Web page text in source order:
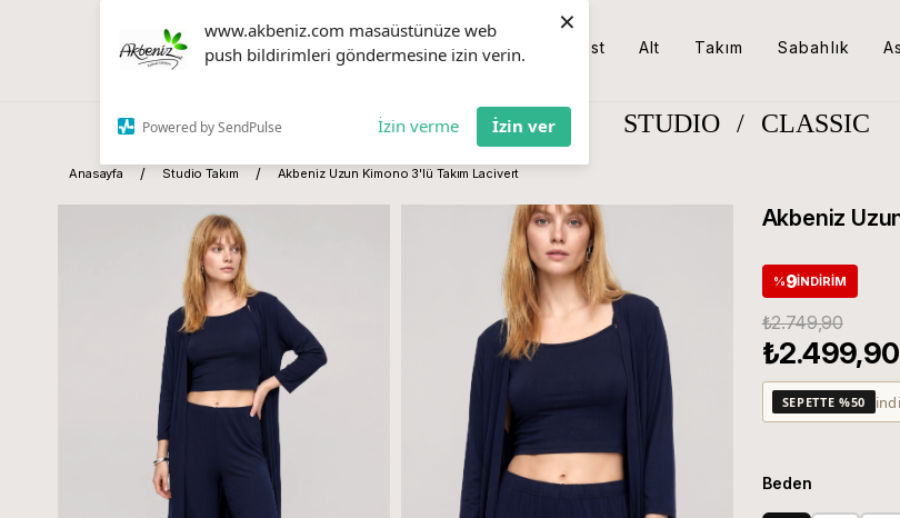
www.akbeniz.com masaüstünüze web
push bildirimleri göndermesine izin verin.
Powered by SendPulse İzin verme İzin ver
×
Üst Alt Takım Sabahlık
STUDIO / CLASSIC
Anasayfa Studio Takım Akbeniz Uzun Kimono 3'lü Takım Lacivert
Akbeniz
%9İNDIRIM
₺2.749,90
₺2.499,90
SEPETTE %50
Beden